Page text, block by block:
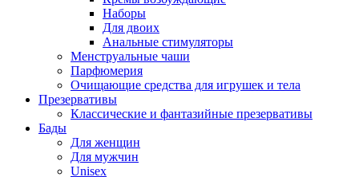
Наборы
Для двоих
Анальные стимуляторы
Менструальные чаши
Парфюмерия
Очищающие средства для игрушек и тела
Презервативы
Классические и фантазийные презервативы
Бады
Для женщин
Для мужчин
Unisex